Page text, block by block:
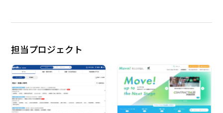
トラベルソリューション
Works
事例紹介
お客様インタビュー
担当プロジェクト